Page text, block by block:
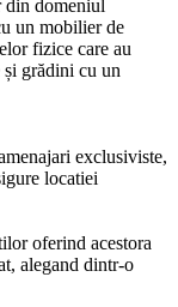
din domeniul
un mobilier de
fizice care au
grădini cu un
exclusiviste,
locatiei
oferind acestora
alegand dintr-o